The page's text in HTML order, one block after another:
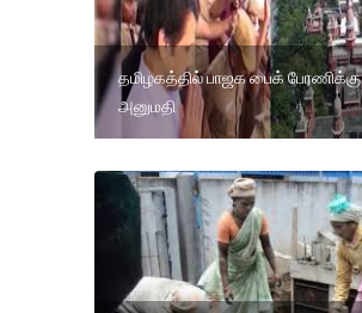
தமிழகத்தில் பாஜக பைக் பேரணிக்கு
அனுமதி